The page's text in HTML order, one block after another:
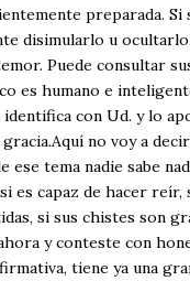
preparada. Si
disimularlo u
Puede consultar
es humano e
con Ud. y lo
no voy a
ese tema nadie sabe
es capaz de hacer reír,
si sus chistes son
y conteste con
tiene ya una